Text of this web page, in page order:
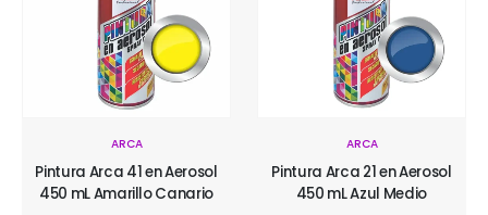
ARCA
Pintura Arca 41 en Aerosol
450 mL Amarillo Canario
ARCA
Pintura Arca 21 en Aerosol
450 mL Azul Medio